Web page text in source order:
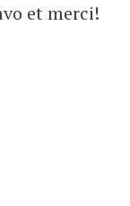
et merci!